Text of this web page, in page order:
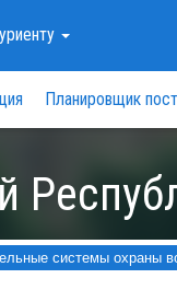
Планировщик
системы охраны